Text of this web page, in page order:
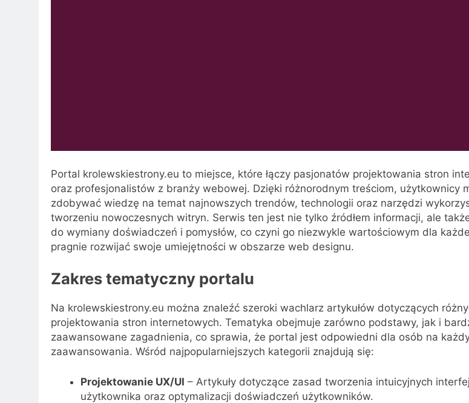
Portal krolewskiestrony.eu to miejsce, które łączy pasjonatów projektowania stron
oraz profesjonalistów z branży webowej. Dzięki różnorodnym treściom, użytkownicy
zdobywać wiedzę na temat najnowszych trendów, technologii oraz narzędzi
tworzeniu nowoczesnych witryn. Serwis ten jest nie tylko źródłem informacji, ale
do wymiany doświadczeń i pomysłów, co czyni go niezwykle wartościowym dla
pragnie rozwijać swoje umiejętności w obszarze web designu.
Zakres tematyczny portalu
Na krolewskiestrony.eu można znaleźć szeroki wachlarz artykułów dotyczących
projektowania stron internetowych. Tematyka obejmuje zarówno podstawy, jak i
zaawansowane zagadnienia, co sprawia, że portal jest odpowiedni dla osób na
zaawansowania. Wśród najpopularniejszych kategorii znajdują się:
Projektowanie UX/UI – Artykuły dotyczące zasad tworzenia intuicyjnych
użytkownika oraz optymalizacji doświadczeń użytkowników.